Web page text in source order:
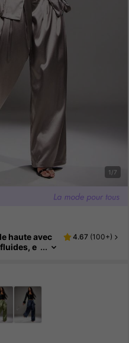
1/7
haute avec
e
4.67 (100+)